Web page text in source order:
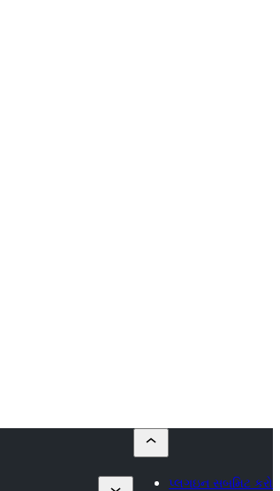
પ્લગઇન સબમિટ કરો